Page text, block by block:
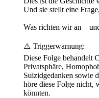
Und sie stellt eine
Was richten wir an –
⚠️ Triggerwarnung:
Diese Folge behandelt
Privatsphäre,
Suizidgedanken sowie
höre diese Folge nicht,
könnten.